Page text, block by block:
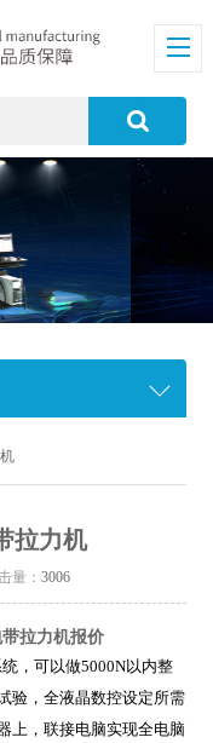
拉力机
量： 3006
拉力机报价
，可以做5000N以内整
验，全液晶数控设定所需
上，联接电脑实现全电脑